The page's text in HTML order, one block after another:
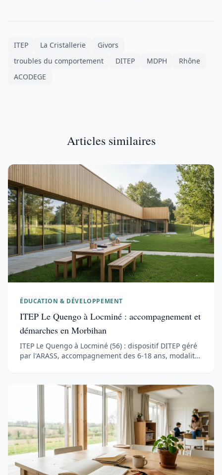
ITEP La Cristallerie
Givors
troubles du comportement
DITEP MDPH
Rhône
ACODEGE
Articles similaires
ÉDUCATION & DÉVELOPPEMENT
ITEP Le Quengo à Locminé : accompagnement et
démarches en Morbihan
ITEP Le Quengo à Locminé (56) : dispositif DITEP géré
par l'ARASS, accompagnement des 6-18 ans, modalités